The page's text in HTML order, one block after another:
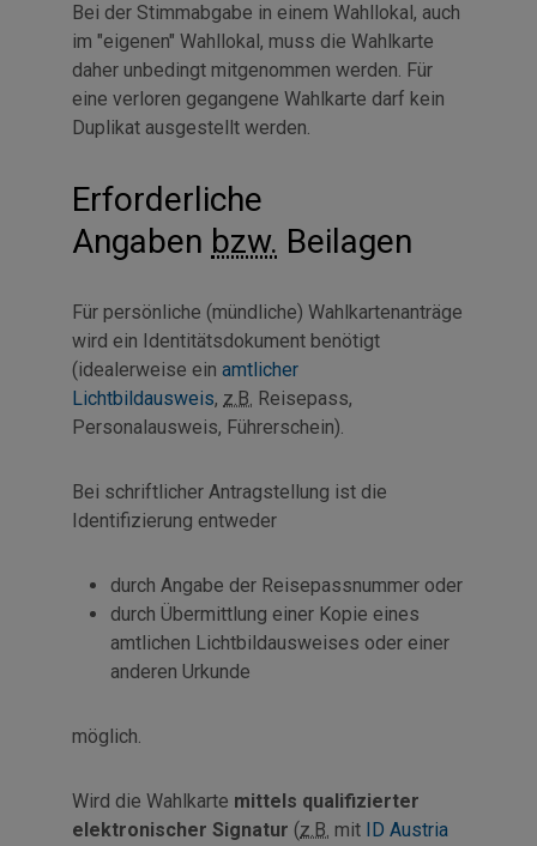
Bei der Stimmabgabe in einem Wahllokal, auch
im "eigenen" Wahllokal, muss die Wahlkarte
daher unbedingt mitgenommen werden. Für
eine verloren gegangene Wahlkarte darf kein
Duplikat ausgestellt werden.
Erforderliche
Angaben bzw. Beilagen
Für persönliche (mündliche) Wahlkartenanträge
wird ein Identitätsdokument benötigt
(idealerweise ein amtlicher
Lichtbildausweis, z.B. Reisepass,
Personalausweis, Führerschein).
Bei schriftlicher Antragstellung ist die
Identifizierung entweder
durch Angabe der Reisepassnummer oder
durch Übermittlung einer Kopie eines
amtlichen Lichtbildausweises oder einer
anderen Urkunde
möglich.
Wird die Wahlkarte mittels qualifizierter
elektronischer Signatur (z.B. mit ID Austria